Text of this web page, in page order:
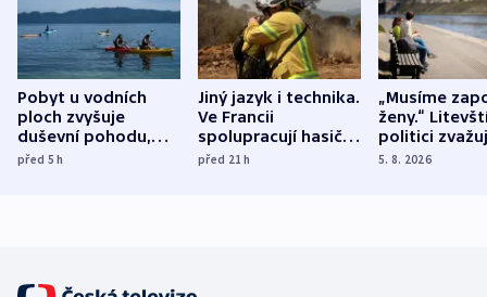
Pobyt u vodních
ploch zvyšuje
duševní pohodu,
ukázala
před 5h
Jiný jazyk i technika.
Ve Francii
spolupracují hasiči z
různých zemí
před 21h
„Musíme
ženy.“
politici
dohodu o
5. 8. 2026